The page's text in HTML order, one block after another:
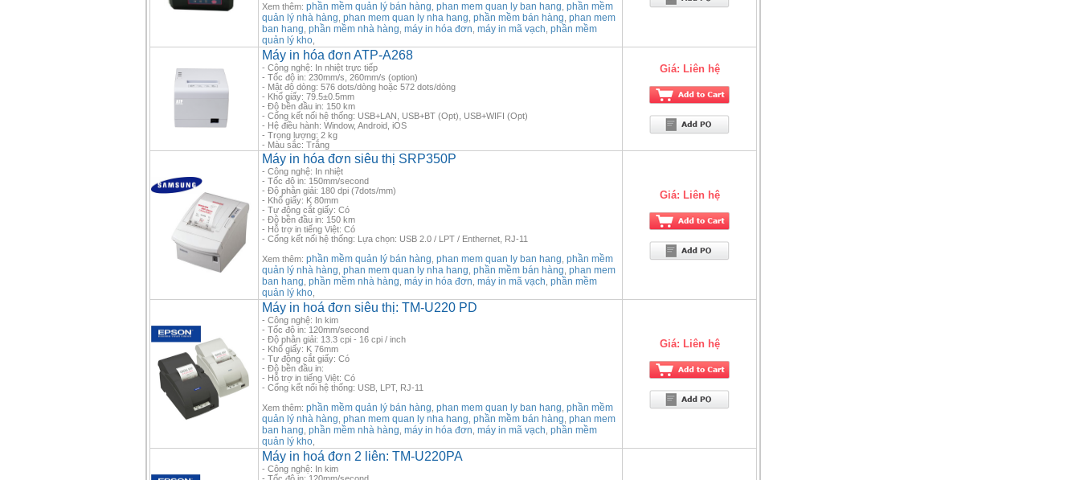
Xem thêm: phần mềm quản lý bán hàng phan mem quan ly ban hang phần mềm
quản lý nhà hàng phan mem quan ly nha hang phần mềm bán hàng phan mem
ban hang phần mềm nhà hàng máy in hóa đơn máy in mã vạch phần mềm
quản lý kho
Máy in hóa đơn ATP-A268
- Công nghệ: In nhiệt trực tiếp
- Tốc độ in: 230mm/s, 260mm/s (option)
- Mật độ dòng: 576 dots/dòng hoặc 572 dots/dòng
- Khổ giấy: 79.5±0.5mm
- Độ bền đầu in: 150 km
- Cổng kết nối hệ thống: USB+LAN, USB+BT (Opt), USB+WIFI (Opt)
- Hệ điều hành: Window, Android, iOS
- Trọng lượng: 2 kg
- Màu sắc: Trắng
Giá: Liên hệ
Máy in hóa đơn siêu thị SRP350P
- Công nghệ: In nhiệt
- Tốc độ in: 150mm/second
- Độ phân giải: 180 dpi (7dots/mm)
- Khổ giấy: K 80mm
- Tự động cắt giấy: Có
- Độ bền đầu in: 150 km
- Hỗ trợ in tiếng Việt: Có
- Cổng kết nối hệ thống: Lựa chọn: USB 2.0 / LPT / Enthernet, RJ-11
Xem thêm: phần mềm quản lý bán hàng phan mem quan ly ban hang phần mềm
quản lý nhà hàng phan mem quan ly nha hang phần mềm bán hàng phan mem
ban hang phần mềm nhà hàng máy in hóa đơn máy in mã vạch phần mềm
quản lý kho
Giá: Liên hệ
Máy in hoá đơn siêu thị: TM-U220 PD
- Công nghệ: In kim
- Tốc độ in: 120mm/second
- Độ phân giải: 13.3 cpi - 16 cpi / inch
- Khổ giấy: K 76mm
- Tự động cắt giấy: Có
- Độ bền đầu in:
- Hỗ trợ in tiếng Việt: Có
- Cổng kết nối hệ thống: USB, LPT, RJ-11
Xem thêm: phần mềm quản lý bán hàng phan mem quan ly ban hang phần mềm
quản lý nhà hàng phan mem quan ly nha hang phần mềm bán hàng phan mem
ban hang phần mềm nhà hàng máy in hóa đơn máy in mã vạch phần mềm
quản lý kho
Giá: Liên hệ
Máy in hoá đơn 2 liên: TM-U220PA
- Công nghệ: In kim